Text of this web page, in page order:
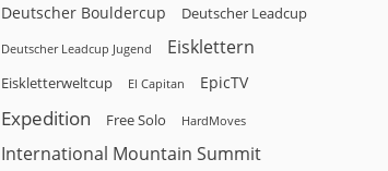
Deutscher Bouldercup Deutscher Leadcup
Deutscher Leadcup Jugend Eisklettern
Eiskletterweltcup El Capitan EpicTV
Expedition Free Solo HardMoves
International Mountain Summit